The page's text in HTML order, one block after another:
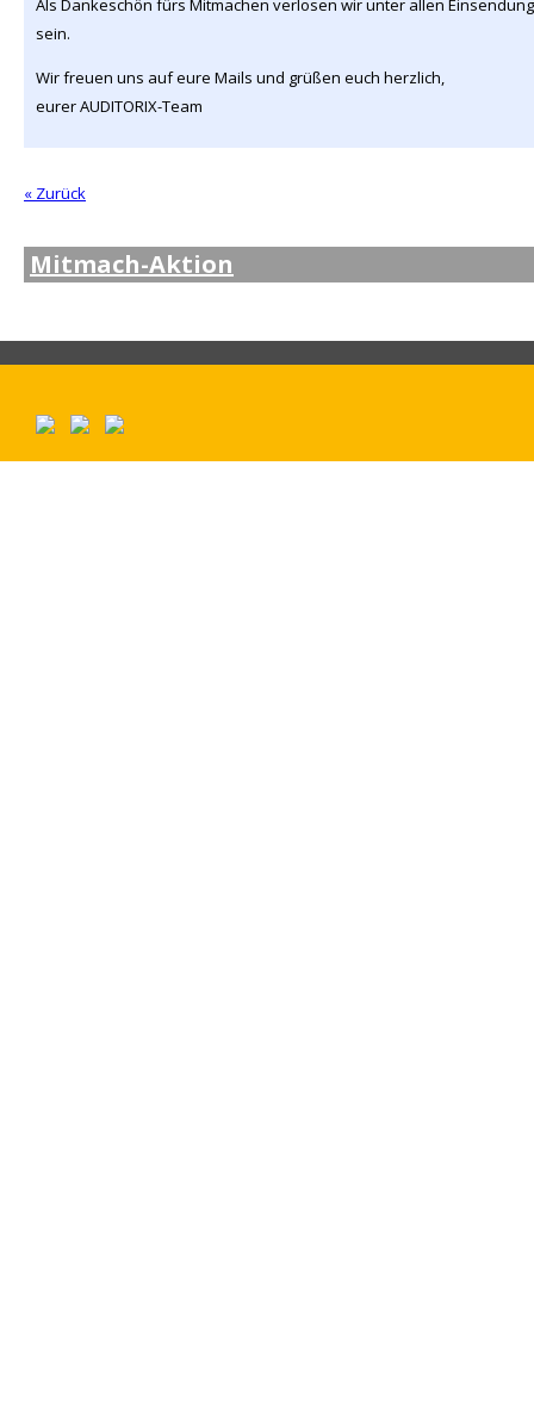
Als Dankeschön fürs Mitmachen verlosen wir unter allen
sein.
Wir freuen uns auf eure Mails und grüßen euch herzlich,
eurer AUDITORIX-Team
« Zurück
Mitmach-Aktion